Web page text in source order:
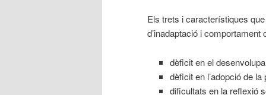
Els trets i característiques
d’inadaptació i
dèficit en el
dèficit en l’adopció de
dificultats en la reflexió